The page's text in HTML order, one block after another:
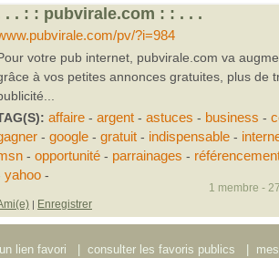
. . : : pubvirale.com : : . . .
pv/?i=984
votre pub internet, pubvirale.com va
à vos petites annonces gratuites, plus de
affaire- argent- astuces - business -
- google- gratuit- indispensable-
- opportunité- parrainages -
yahoo-
| Enregistrer
1 membre -
lien favori consulter les favoris publics